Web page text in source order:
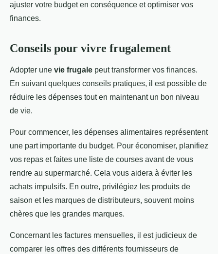
ajuster votre budget en conséquence et optimiser vos
finances.
Conseils pour vivre frugalement
Adopter une vie frugale peut transformer vos finances.
En suivant quelques conseils pratiques, il est possible de
réduire les dépenses tout en maintenant un bon niveau
de vie.
Pour commencer, les dépenses alimentaires représentent
une part importante du budget. Pour économiser, planifiez
vos repas et faites une liste de courses avant de vous
rendre au supermarché. Cela vous aidera à éviter les
achats impulsifs. En outre, privilégiez les produits de
saison et les marques de distributeurs, souvent moins
chères que les grandes marques.
Concernant les factures mensuelles, il est judicieux de
comparer les offres des différents fournisseurs de